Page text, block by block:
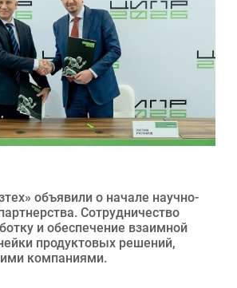
ИТ
объявили о начале научно-
Сотрудничество
и обеспечение взаимной
продуктовых решений,
компаниями.